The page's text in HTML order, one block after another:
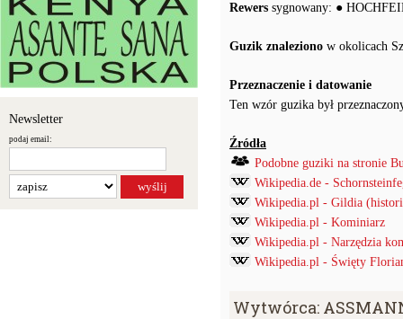
Newsletter
podaj email:
Rewers sygnowany: ●
Guzik znaleziono w okolicach
Przeznaczenie i datowanie
Ten wzór guzika był
Źródła
Podobne guziki na stronie
Wikipedia.de -
Wikipedia.pl - Gildia
Wikipedia.pl - Kominiarz
Wikipedia.pl - Narzędzia
Wikipedia.pl - Święty
Wytwórca: